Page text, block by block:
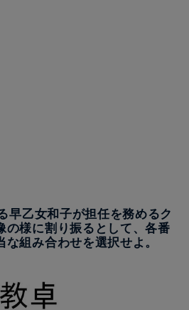
早乙女和子が担任を務めるク
の様に割り振るとして、各番
組み合わせを選択せよ。